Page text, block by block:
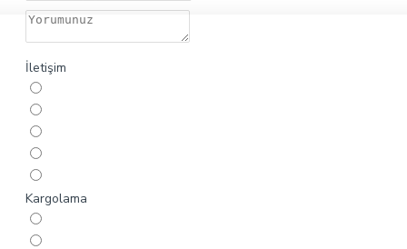
İletişim
Kargolama